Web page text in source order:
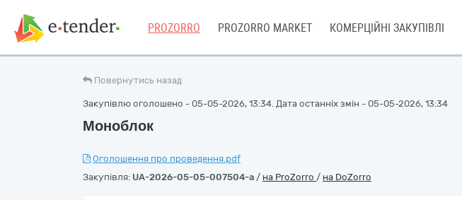
PROZORRO PROZORRO MARKET КОМЕРЦІЙНІ ЗАКУПІВЛІ
Повернутись назад
Закупівлю оголошено - 05-05-2026, 13:34. Дата останніх змін - 05-05-2026, 13:34
Моноблок
Оголошення про проведення.pdf
Закупівля: UA-2026-05-05-007504-a / на ProZorro / на DoZorro